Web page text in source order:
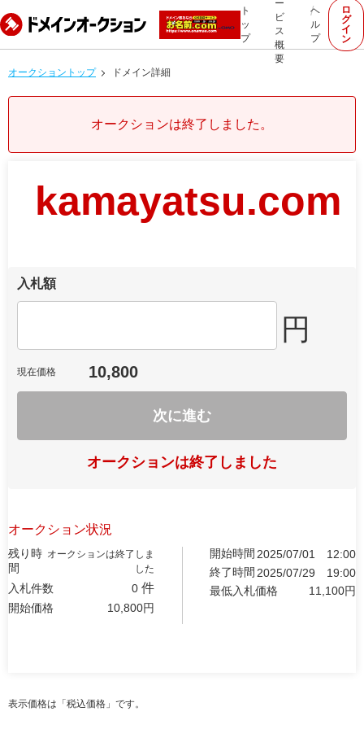
ト
ッ
プ
ー
ビ
ス
概
要
ヘ
ル
プ
ロ
グ
イ
ン
オークショントップ ドメイン詳細
オークションは終了しました。
kamayatsu.com
入札額
円
現在価格 10,800
次に進む
オークションは終了しました
オークション状況
残り時
間
オークションは終了しま
した
入札件数 0 件
開始価格 10,800円
開始時間 2025/07/01
12:00
終了時間 2025/07/29
19:00
最低入札価格
11,100円
表示価格は「税込価格」です。